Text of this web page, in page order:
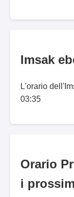
Imsak
L'orario
03:35
Orario
i